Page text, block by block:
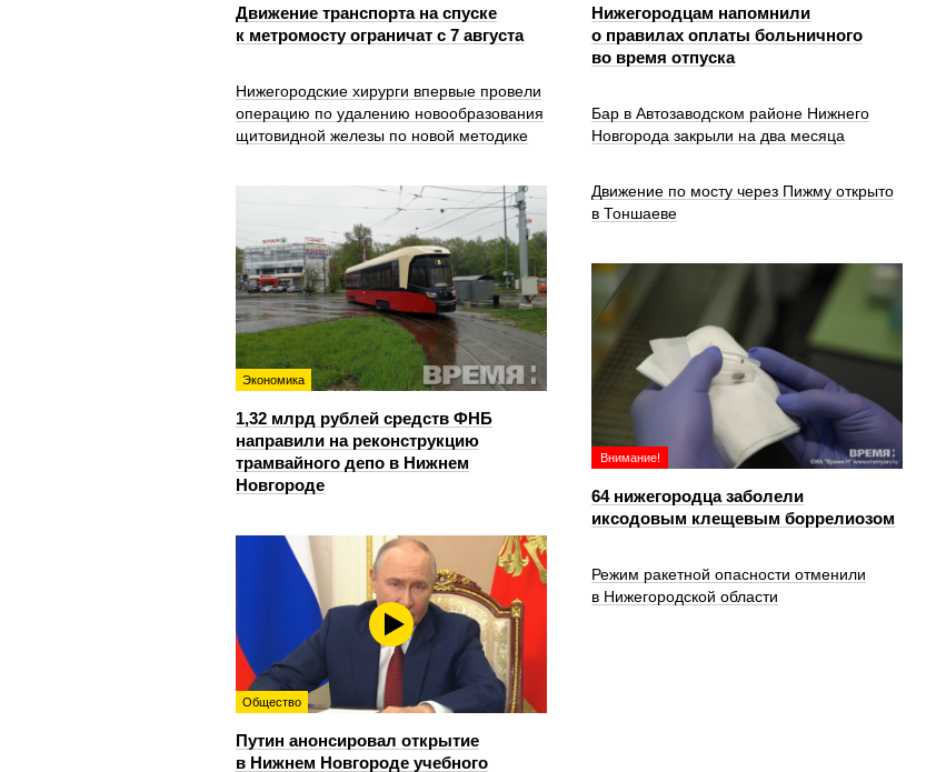
Движение транспорта на спуске
к метромосту ограничат с 7 августа
Нижегородцам напомнили
о правилах оплаты больничного
во время отпуска
Нижегородские хирурги впервые провели
операцию по удалению новообразования
щитовидной железы по новой методике
Бар в Автозаводском районе Нижнего
Новгорода закрыли на два месяца
Экономика
1,32 млрд рублей средств ФНБ
направили на реконструкцию
трамвайного депо в Нижнем
Новгороде
Движение по мосту через Пижму открыто
в Тоншаеве
Внимание!
64 нижегородца заболели
иксодовым клещевым боррелиозом
Общество
Путин анонсировал открытие
в Нижнем Новгороде учебного
Режим ракетной опасности отменили
в Нижегородской области